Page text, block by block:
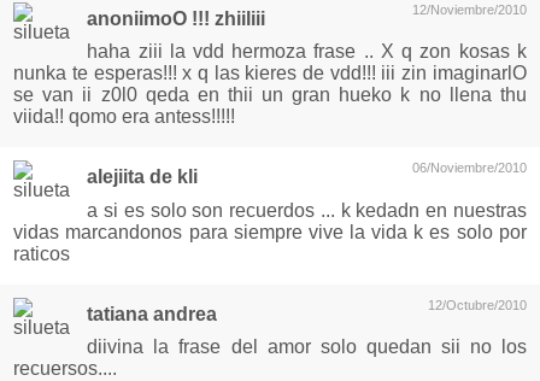
12/Noviembre/2010
anoniimoO !!! zhiiliii
haha ziii la vdd hermoza frase .. X q zon kosas k
nunka te esperas!!! x q las kieres de vdd!!! iii zin imaginarlO
se van ii z0l0 qeda en thii un gran hueko k no llena thu
viida!! qomo era antess!!!!!
06/Noviembre/2010
alejiita de kli
a si es solo son recuerdos ... k kedadn en nuestras
vidas marcandonos para siempre vive la vida k es solo por
raticos
12/Octubre/2010
tatiana andrea
diivina la frase del amor solo quedan sii no los
recuersos....